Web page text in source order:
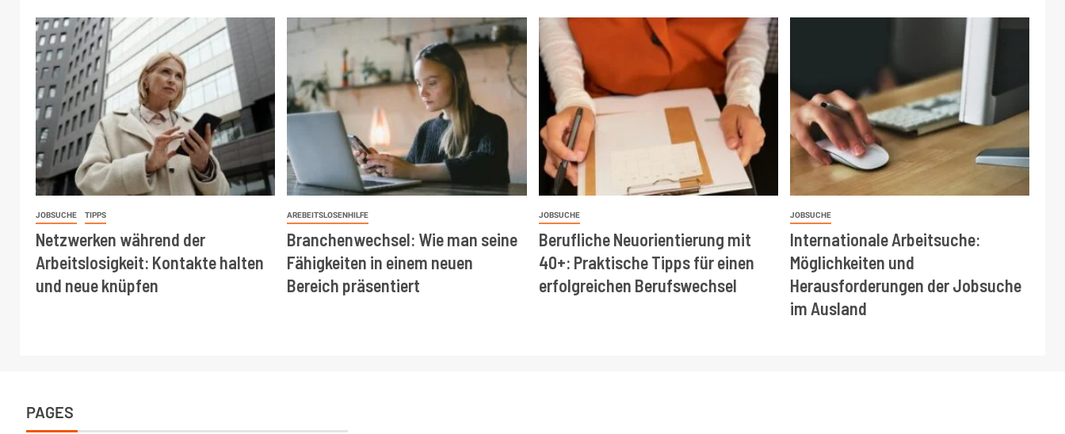
JOBSUCHE TIPPS
Netzwerken während der
Arbeitslosigkeit: Kontakte halten
und neue knüpfen
AREBEITSLOSENHILFE
Branchenwechsel: Wie man seine
Fähigkeiten in einem neuen
Bereich präsentiert
JOBSUCHE
Berufliche Neuorientierung mit
40+: Praktische Tipps für einen
erfolgreichen Berufswechsel
JOBSUCHE
Internationale Arbeitsuche:
Möglichkeiten und
Herausforderungen der Jobsuche
im Ausland
PAGES